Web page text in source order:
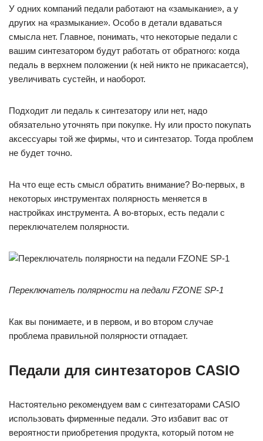
У одних компаний педали работают на «замыкание», а у
других на «размыкание». Особо в детали вдаваться
смысла нет. Главное, понимать, что некоторые педали с
вашим синтезатором будут работать от обратного: когда
педаль в верхнем положении (к ней никто не прикасается),
увеличивать сустейн, и наоборот.
Подходит ли педаль к синтезатору или нет, надо
обязательно уточнять при покупке. Ну или просто покупать
аксессуары той же фирмы, что и синтезатор. Тогда проблем
не будет точно.
На что еще есть смысл обратить внимание? Во-первых, в
некоторых инструментах полярность меняется в
настройках инструмента. А во-вторых, есть педали с
переключателем полярности.
Переключатель полярности на педали FZONE SP-1
Как вы понимаете, и в первом, и во втором случае
проблема правильной полярности отпадает.
Педали для синтезаторов CASIO
Настоятельно рекомендуем вам с синтезаторами CASIO
использовать фирменные педали. Это избавит вас от
вероятности приобретения продукта, который потом не